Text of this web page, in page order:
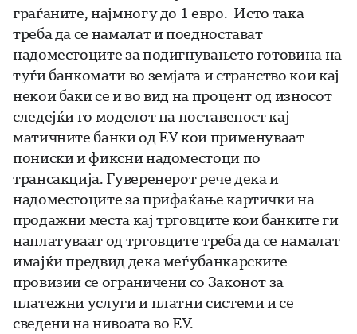
граѓаните, најмногу до 1 евро. Исто така
треба да се намалат и поедностават
надоместоците за подигнувањето готовина на
туѓи банкомати во земјата и странство кои кај
некои баки се и во вид на процент од износот
следејќи го моделот на поставеност кај
матичните банки од ЕУ кои применуваат
пониски и фиксни надоместоци по
трансакција. Гуверенерот рече дека и
надоместоците за прифаќање картички на
продажни места кај трговците кои банките ги
наплатуваат од трговците треба да се намалат
имајќи предвид дека меѓубанкарските
провизии се ограничени со Законот за
платежни услуги и платни системи и се
сведени на нивоата во ЕУ.